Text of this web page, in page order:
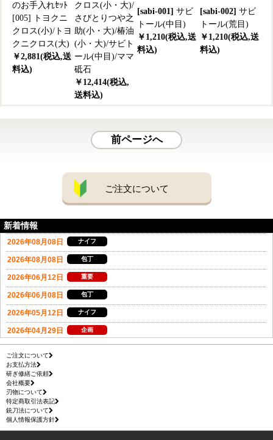
のお手入れｾｯﾄ
[005] トヨクニ
クロス(小)/トヨ
クニクロス(大)
￥2,881(税込,送
料込)
クロス(小・大)/
さびとりつや之
助(小・大)/椿油
(小・大)/サビト
ール(中目)/ママ
砥石
￥12,414(税込,
送料込)
[sabi-001] サビ
トール(中目)
￥1,210(税込,送
料込)
[sabi-002] サビ
トール(荒目)
￥1,210(税込,送
料込)
前ページへ
ご注文について
新着情報
ご注文について
お支払方法
研ぎ修繕ご依頼
会社概要
刃物について
特定商取引法表記
銃刀法について
個人情報保護方針